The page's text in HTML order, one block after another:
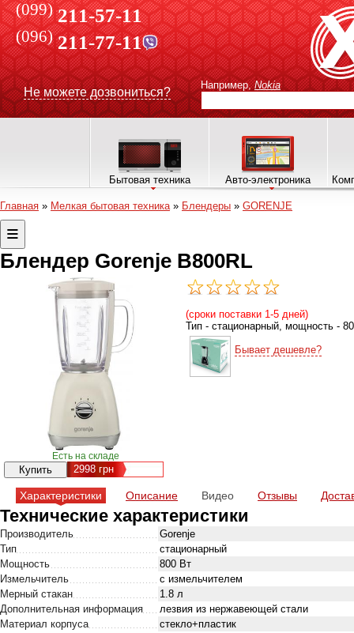
(099) 211-57-11
(096)211-77-11
Не можете дозвониться?
Например, Nokia
Бытовая техника Авто-электроника
Главная » Мелкая бытовая техника» Блендеры » GORENJE
Блендер Gorenje B800RL
Есть на складе
2998 грн
(сроки поставки 1-5 дней)
Тип - стационарный, мощность -
Бывает дешевле?
Характеристики Описание Видео Отзывы
Технические характеристики
Производитель
Gorenje
Тип
стационарный
Мощность
800 Вт
Измельчитель
с измельчителем
Мерный стакан
1.8 л
Дополнительная информация
лезвия из нержавеющей стали
Материал корпуса
стекло+пластик